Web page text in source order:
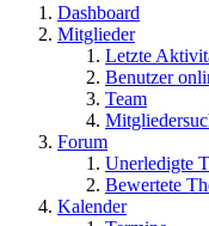
Dashboard
Mitglieder
Letzte
Benutzer
Team
Forum
Unerledigte
Bewertete
Kalender